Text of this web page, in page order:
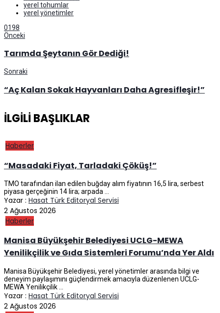
yerel tohumlar
yerel yönetimler
0198
Önceki
Tarımda Şeytanın Gör Dediği!
Sonraki
“Aç Kalan Sokak Hayvanları Daha Agresifleşir!”
İLGILI BAŞLIKLAR
Haberler
“Masadaki Fiyat, Tarladaki Çöküş!”
TMO tarafından ilan edilen buğday alım fiyatının 16,5 lira, serbest
piyasa gerçeğinin 14 lira; arpada ...
Yazar : Hasat Türk Editoryal Servisi
2 Ağustos 2026
Haberler
Manisa Büyükşehir Belediyesi UCLG-MEWA
Yenilikçilik ve Gıda Sistemleri Forumu’nda Yer Aldı
Manisa Büyükşehir Belediyesi, yerel yönetimler arasında bilgi ve
deneyim paylaşımını güçlendirmek amacıyla düzenlenen UCLG-
MEWA Yenilikçilik ...
Yazar : Hasat Türk Editoryal Servisi
2 Ağustos 2026